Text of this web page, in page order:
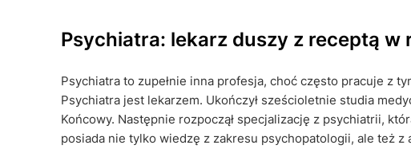
Psychiatra: lekarz duszy z receptą w
Psychiatra to zupełnie inna profesja, choć często pracuje z
Psychiatra jest lekarzem. Ukończył sześcioletnie studia
Końcowy. Następnie rozpoczął specjalizację z psychiatrii,
posiada nie tylko wiedzę z zakresu psychopatologii, ale też z